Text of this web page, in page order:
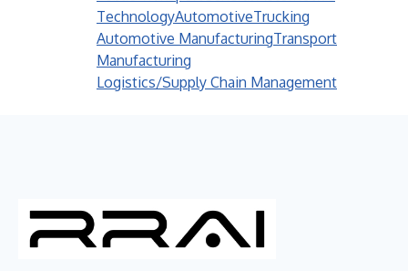
TechnologyAutomotiveTrucking
Automotive ManufacturingTransport
Manufacturing
Logistics/Supply Chain Management